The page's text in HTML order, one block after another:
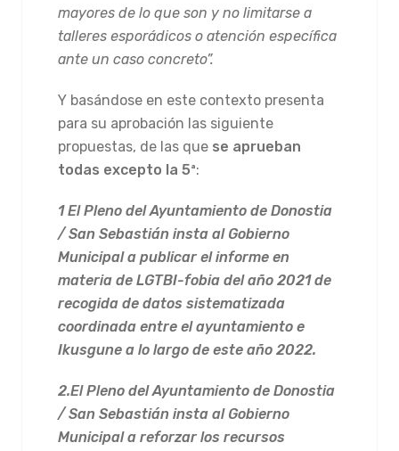
mayores de lo que son y no limitarse a
talleres esporádicos o atención específica
ante un caso concreto”.
Y basándose en este contexto presenta
para su aprobación las siguiente
propuestas, de las que se aprueban
todas excepto la 5ª:
1 El Pleno del Ayuntamiento de Donostia
/ San Sebastián insta al Gobierno
Municipal a publicar el informe en
materia de LGTBI-fobia del año 2021 de
recogida de datos sistematizada
coordinada entre el ayuntamiento e
Ikusgune a lo largo de este año 2022.
2.El Pleno del Ayuntamiento de Donostia
/ San Sebastián insta al Gobierno
Municipal a reforzar los recursos